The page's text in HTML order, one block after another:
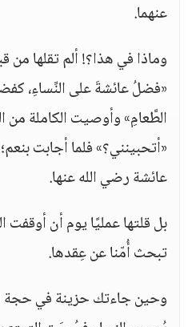
عنهما.
وماذا في هذا؟! ألم تقلها من
«فضلُ عائشةَ على النِّساءِ،
الطَّعامِ» وأوصيت الكاملة من
«أتحبينني؟» فلما أجابت
عائشة رضي الله عنها.
بل قلتها عمليًا يوم أن أوقفت
تبحث أُمّنا عن عِقدها.
وحين جاءتك حزينة في حجة